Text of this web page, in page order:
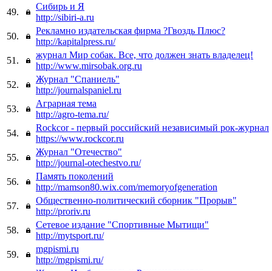
49.
Сибирь и Я
http://sibiri-a.ru
50.
Рекламно издательская фирма ?Гвоздь Плюс?
http://kapitalpress.ru/
51.
журнал Мир собак. Все, что должен знать владелец!
http://www.mirsobak.org.ru
52.
Журнал "Спаниель"
http://journalspaniel.ru
53.
Аграрная тема
http://agro-tema.ru/
54.
Rockcor - первый российский независимый рок-журнал
https://www.rockcor.ru
55.
Журнал "Отечество"
http://journal-otechestvo.ru/
56.
Память поколений
http://mamson80.wix.com/memoryofgeneration
57.
Общественно-политический сборник "Прорыв"
http://proriv.ru
58.
Сетевое издание "Спортивные Мытищи"
http://mytsport.ru/
59.
mgpismi.ru
http://mgpismi.ru/